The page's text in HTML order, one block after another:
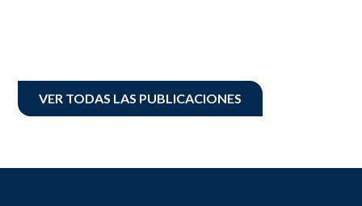
VER TODAS LAS PUBLICACIONES